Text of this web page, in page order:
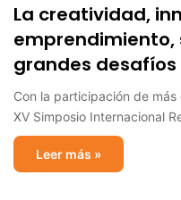
La creatividad,
emprendimiento,
grandes
Con la participación de
XV Simposio Internacional
Leer más »